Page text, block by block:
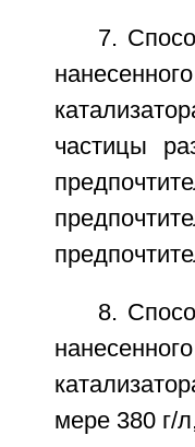
7.
частицы
8.
мере 380 г/